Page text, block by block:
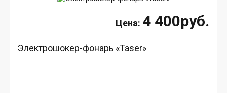
4 400руб.
Электрошокер-фонарь «Taser»